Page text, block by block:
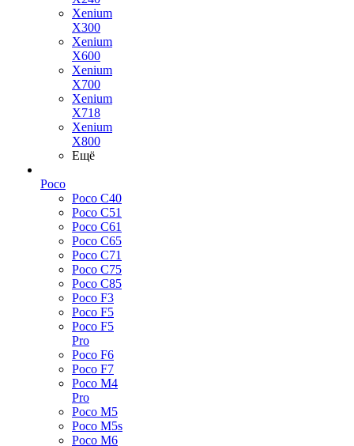
Xenium
X300
Xenium
X600
Xenium
X700
Xenium
X718
Xenium
X800
Ещё
Poco
Poco C40
Poco C51
Poco C61
Poco C65
Poco C71
Poco C75
Poco C85
Poco F3
Poco F5
Poco F5
Pro
Poco F6
Poco F7
Poco M4
Pro
Poco M5
Poco M5s
Poco M6